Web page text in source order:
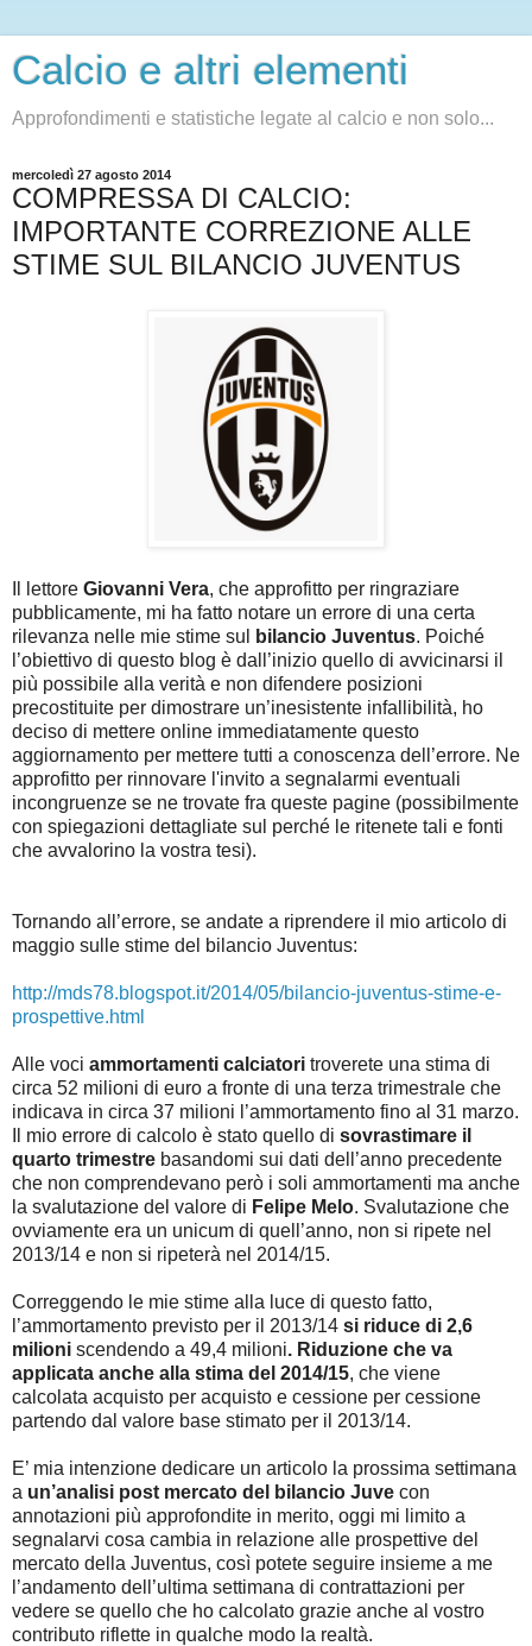
Calcio e altri elementi
Approfondimenti e statistiche legate al calcio e non solo...
mercoledì 27 agosto 2014
COMPRESSA DI CALCIO:
IMPORTANTE CORREZIONE ALLE
STIME SUL BILANCIO JUVENTUS
Il lettore Giovanni Vera, che approfitto per ringraziare
pubblicamente, mi ha fatto notare un errore di una certa
rilevanza nelle mie stime sul
bilancio Juventus. Poiché
l’obiettivo di questo blog è dall’inizio quello di avvicinarsi il
più possibile alla verità e non difendere posizioni
precostituite per dimostrare un’inesistente infallibilità, ho
deciso di mettere online immediatamente questo
aggiornamento per mettere tutti a conoscenza dell’errore. Ne
approfitto per rinnovare l'invito a segnalarmi eventuali
incongruenze se ne trovate fra queste pagine (possibilmente
con spiegazioni dettagliate sul perché le ritenete tali e fonti
che avvalorino la vostra tesi).
Tornando all’errore, se andate a riprendere il mio articolo di
maggio sulle stime del bilancio Juventus:
http://mds78.blogspot.it/2014/05/bilancio-juventus-stime-e-
prospettive.html
Alle voci ammortamenti calciatori troverete una stima di
circa 52 milioni di euro a fronte di una terza trimestrale che
indicava in circa 37 milioni l’ammortamento fino al 31 marzo.
Il mio errore di calcolo è stato quello di sovrastimare il
quarto trimestre basandomi sui dati dell’anno precedente
che non comprendevano però i soli ammortamenti ma anche
la svalutazione del valore di Felipe Melo. Svalutazione che
ovviamente era un unicum di quell’anno, non si ripete nel
2013/14 e non si ripeterà nel 2014/15.
Correggendo le mie stime alla luce di questo fatto,
l’ammortamento previsto per il 2013/14 si riduce di 2,6
milioni scendendo a 49,4 milioni. Riduzione che va
applicata anche alla stima del 2014/15, che viene
calcolata acquisto per acquisto e cessione per cessione
partendo dal valore base stimato per il 2013/14.
E’ mia intenzione dedicare un articolo la prossima settimana
a un’analisi post mercato del bilancio Juve con
annotazioni più approfondite in merito, oggi mi limito a
segnalarvi cosa cambia in relazione alle prospettive del
mercato della Juventus, così potete seguire insieme a me
l’andamento dell’ultima settimana di contrattazioni per
vedere se quello che ho calcolato grazie anche al vostro
contributo riflette in qualche modo la realtà.